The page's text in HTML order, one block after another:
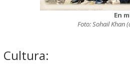
En
Foto: Sohail Khan
Cultura: